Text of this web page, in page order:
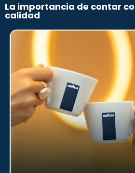
La importancia de contar
calidad